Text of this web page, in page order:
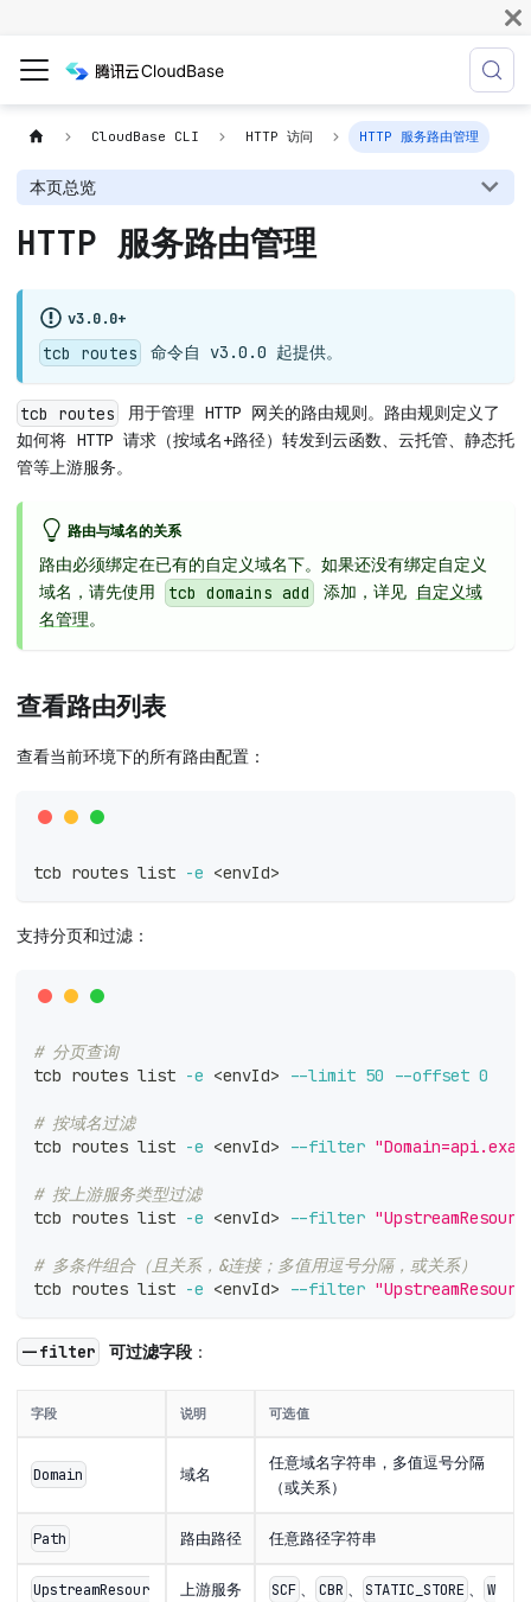
CloudBase CLI HTTP 访问 HTTP 服务路由管理
本页总览
HTTP 服务路由管理
v3.0.0+
tcb routes 命令自 v3.0.0 起提供。
tcb routes
用于管理 HTTP 网关的路由规则。路由规则定义了
如何将 HTTP 请求（按域名+路径）转发到云函数、云托管、静态托
管等上游服务。
路由与域名的关系
路由必须绑定在已有的自定义域名下。如果还没有绑定自定义
域名，请先使用
tcb domains add 添加，详见 自定义域
名管理。
查看路由列表
查看当前环境下的所有路由配置：
tcb routes list -e <envId>
支持分页和过滤：
# 分页查询
tcb routes list -e <envId> --limit 50 --offset 0
# 按域名过滤
tcb routes list -e <envId> --filter
# 按上游服务类型过滤
tcb routes list -e <envId> --filter
# 多条件组合（且关系，&连接；多值用逗号分隔，或关系）
tcb routes list -e <envId> --filter
--filter 可过滤字段：
字段 说明 可选值
Domain 域名
任意域名字符串，多值逗号分隔
（或关系）
Path 路由路径 任意路径字符串
UpstreamResour
上游服务
SCF 、 CBR 、 STATIC_STORE 、
W